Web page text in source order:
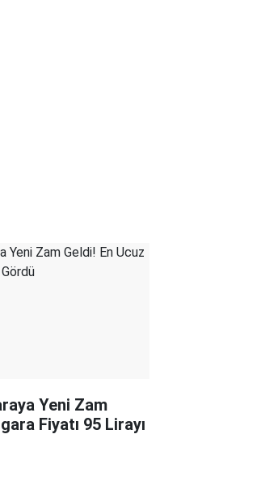
Yeni Zam
Fiyatı 95 Lirayı